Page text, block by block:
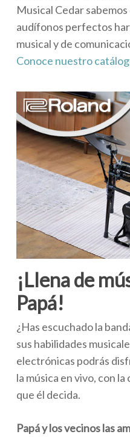
Musical Cedar
audífonos perfectos
musical y de
Conoce nuestro
¡Llena de
Papá!
¿Has escuchado la
sus habilidades
electrónicas podrás
la música en vivo, con
que él decida.
Papá y los vecinos las